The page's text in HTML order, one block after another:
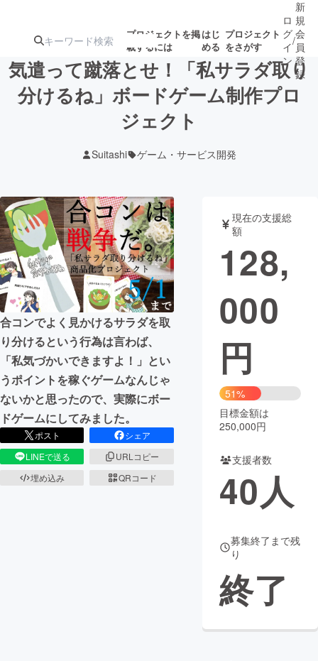
プロジェクトを掲
載するには
はじ
める
プロジェクト
をさがす
注目の新着プロ募集終了が近いプ
テクノロジー・ガジェット
映像・映画 書籍・雑誌
ビジネス・起業 チャレンジ
まちづくり・地域活性化
CAMPFIRE for Social Good
CAMPFIRE Creation
CAMPFIREふるさと納税
コミュニティ
ロ
グ
イ
ン
/
新
規
会
員
登
録
気遣って蹴落とせ！「私サラダ取り
分けるね」ボードゲーム制作プロ
ジェクト
Suitashi ゲーム・サービス開発
合コンでよく見かけるサラダを取
り分けるという行為は言わば、
「私気づかいできますよ！」とい
うポイントを稼ぐゲームなんじゃ
ないかと思ったので、実際にボー
ドゲームにしてみました。
ポスト
シェア
LINEで送る
URLコピー
埋め込み
QRコード
現在の支援総
額
128,
000
円
51%
目標金額は
250,000円
支援者数
40人
募集終了まで残
り
終了